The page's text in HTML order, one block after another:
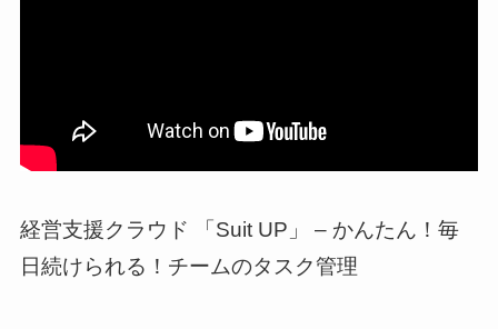
経営支援クラウド 「Suit UP」 – かんたん！毎
日続けられる！チームのタスク管理